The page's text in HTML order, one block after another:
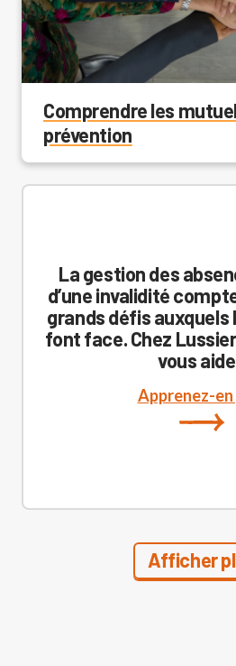
Comprendre les
prévention
La gestion des
d’une invalidité
grands défis auxquels
font face. Chez
vous
Apprenez-en
Afficher